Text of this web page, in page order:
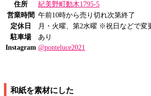
住所
紀美野町動木1795-5
営業時間 午前10時から売り切れ次第終了
定休日
月・火曜、第2水曜 ※祝日などで変
駐車場
あり
Instagram @ponteluce2021
和紙を素材にした